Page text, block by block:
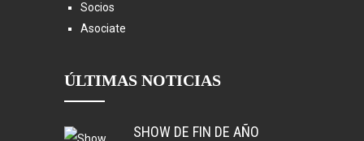
Socios
Asociate
ÚLTIMAS NOTICIAS
SHOW DE FIN DE AÑO